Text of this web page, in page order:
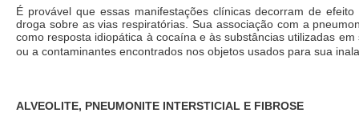
É provável que essas manifestações clínicas decorram de
droga sobre as vias respiratórias. Sua associação com a
como resposta idiopática à cocaína e às substâncias utilizadas em
ou a contaminantes encontrados nos objetos usados para sua
ALVEOLITE, PNEUMONITE INTERSTICIAL E FIBROSE